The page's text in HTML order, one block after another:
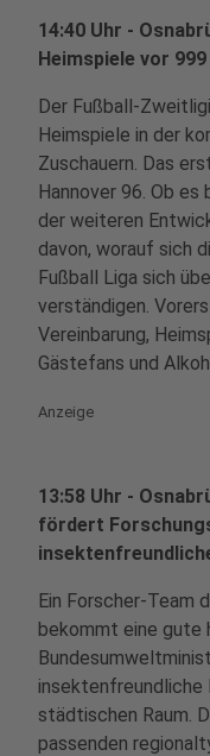
14:40 Uhr -
Heimspiele vor
Der Fußball-
Heimspiele in der
Zuschauern. Das
Hannover 96. Ob
der weiteren
davon, worauf sich
Fußball Liga sich
verständigen.
Vereinbarung,
Gästefans und
Anzeige
13:58 Uhr -
fördert
Ein Forscher-Team
bekommt eine gute
insektenfreundliche
städtischen Raum.
passenden